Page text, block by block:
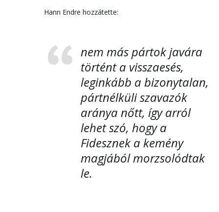
Hann Endre hozzátette:
nem más pártok javára
történt a visszaesés,
leginkább a bizonytalan,
pártnélküli szavazók
aránya nőtt, így arról
lehet szó, hogy a
Fidesznek a kemény
magjából morzsolódtak
le.